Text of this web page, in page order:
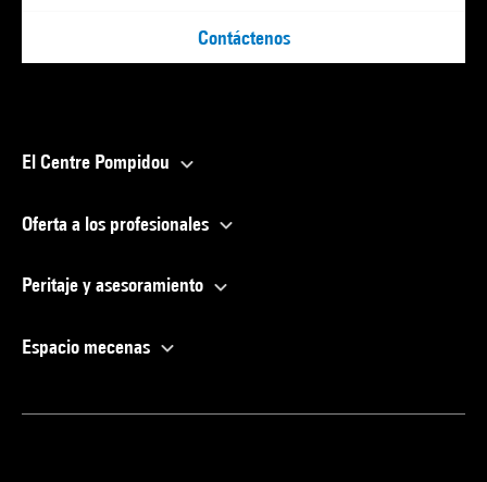
Contáctenos
El Centre Pompidou
Oferta a los profesionales
Peritaje y asesoramiento
Espacio mecenas